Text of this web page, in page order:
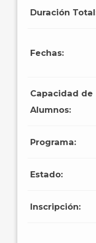
Duración
Fechas:
Capacidad de
Alumnos:
Programa:
Estado:
Inscripción: